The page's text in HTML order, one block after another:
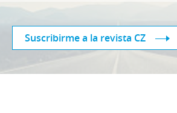
Suscribirme a la revista CZ